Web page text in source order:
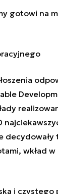
gotowi na
wkład
i czystego